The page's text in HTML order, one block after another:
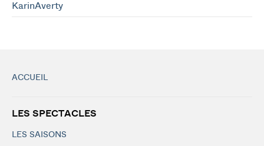
KarinAverty
ACCUEIL
LES SPECTACLES
LES SAISONS